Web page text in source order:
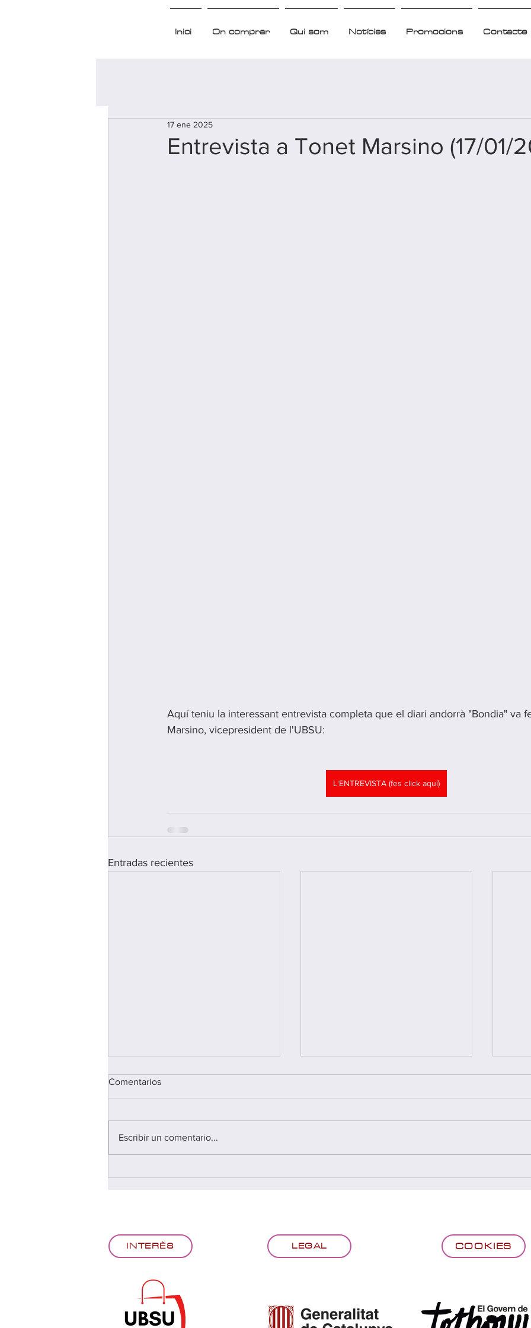
Inici On comprar Qui som Notícies Promocions Contacte
Entrevista a Tonet Marsino (17/01/
17 ene 2025
Aquí teniu la interessant entrevista completa que el diari andorrà "Bondia" va
Marsino, vicepresident de l'UBSU:
L'ENTREVISTA (fes click aquí)
Entradas recientes
Comentarios
Escribir un comentario...
INTERÈS LEGAL COOKIES